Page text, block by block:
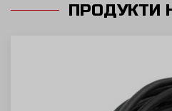
ПРОДУКТИ